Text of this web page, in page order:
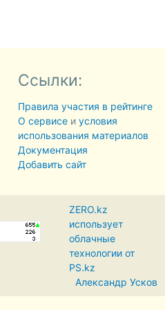
Ссылки:
Правила участия в рейтинге
О сервисеи условия
использования материалов
Документация
Добавить сайт
ZERO.kz
использует
облачные
технологии от
PS.kz
Александр Усков